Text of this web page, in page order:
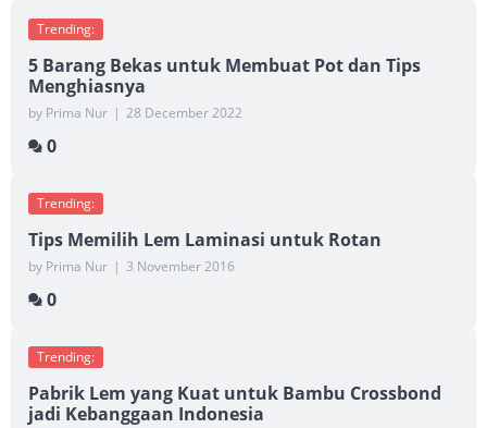
Trending:
5 Barang Bekas untuk Membuat Pot dan Tips
Menghiasnya
by Prima Nur | 28 December 2022
0
Trending:
Tips Memilih Lem Laminasi untuk Rotan
by Prima Nur | 3 November 2016
0
Trending:
Pabrik Lem yang Kuat untuk Bambu Crossbond
jadi Kebanggaan Indonesia